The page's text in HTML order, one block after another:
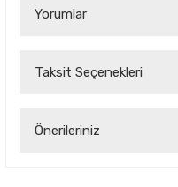
Yorumlar
Taksit Seçenekleri
Önerileriniz